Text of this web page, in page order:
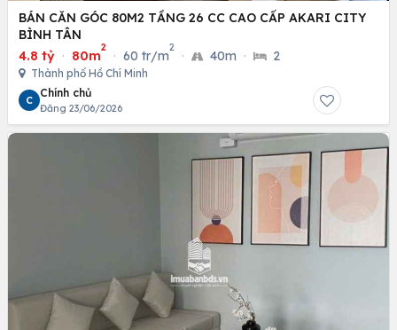
BÁN CĂN GÓC 80M2 TẦNG 26 CC CAO CẤP AKARI CITY
BÌNH TÂN
4.8 tỷ · 80m
2
· 60 tr/m
2
· 40m · 2
Thành phố Hồ Chí Minh
C
Chính chủ
Đăng 23/06/2026